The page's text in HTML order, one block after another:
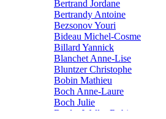
Visions
Bertrand Jordane
Bertrandy Antoine
Bezsonov Youri
Bideau Michel-Cosme
Billard Yannick
Blanchet Anne-Lise
Bluntzer Christophe
Bobin Mathieu
Boch Anne-Laure
Boch Julie
Boclet-Weller Robin